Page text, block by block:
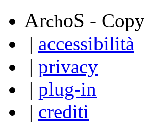
ArchoS -
| accessibilità
| privacy
| plug-in
| crediti